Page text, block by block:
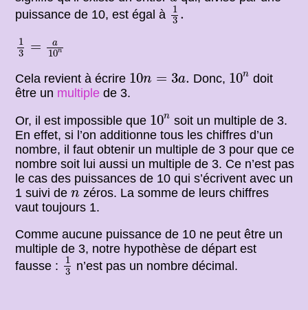
puissance de 10, est égal à
1
3 .
1 3.
1
3
= a
10n
1 10
Cela revient à écrire 10n = 3a.
10n a. Donc, 10n
10n doit
être un multiple de 3.
Or, il est impossible que 10n
10n soit un multiple de 3.
En effet, si l’on additionne tous les chiffres d’un
nombre, il faut obtenir un multiple de 3 pour que ce
nombre soit lui aussi un multiple de 3. Ce n’est pas
le cas des puissances de 10 qui s’écrivent avec un
1 suivi den
n zéros. La somme de leurs chiffres
vaut toujours 1.
Comme aucune puissance de 10 ne peut être un
multiple de 3, notre hypothèse de départ est
fausse :
1
3
13
n’est pas un nombre décimal.